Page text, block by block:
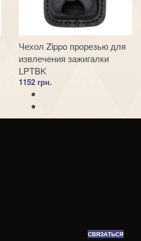
Чехол Zippo прорезью для
извлечения зажигалки
LPTBK
1152 грн.
СВЯЗАТЬСЯ